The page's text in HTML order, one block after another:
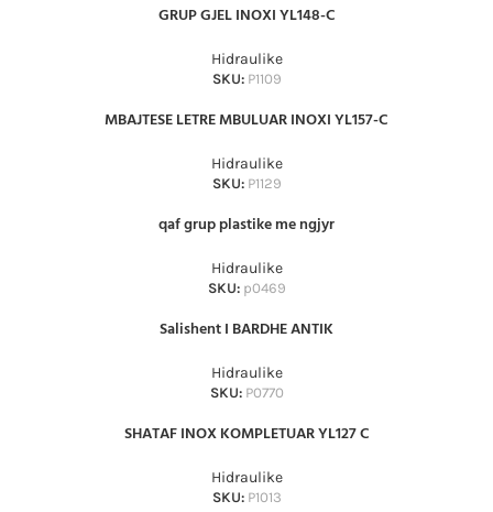
GRUP GJEL INOXI YL148-C
Hidraulike
SKU: P1109
MBAJTESE LETRE MBULUAR INOXI YL157-C
Hidraulike
SKU: P1129
qaf grup plastike me ngjyr
Hidraulike
SKU: p0469
Salishent I BARDHE ANTIK
Hidraulike
SKU: P0770
SHATAF INOX KOMPLETUAR YL127 C
Hidraulike
SKU: P1013